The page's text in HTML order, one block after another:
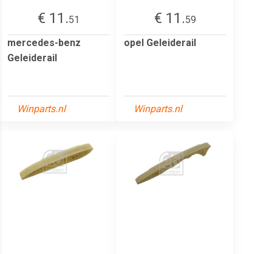
€ 11.51
mercedes-benz
Geleiderail
Winparts.nl
€ 11.59
opel Geleiderail
Winparts.nl